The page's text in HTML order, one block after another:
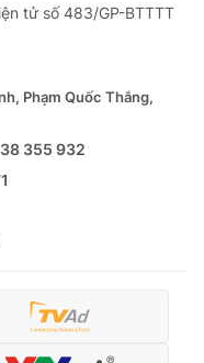
tử số 483/GP-BTTTT
Phạm Quốc Thắng,
355 932